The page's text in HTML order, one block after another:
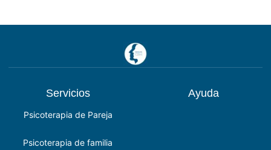
Servicios
Psicoterapia de Pareja
Psicoterapia de familia
Ayuda